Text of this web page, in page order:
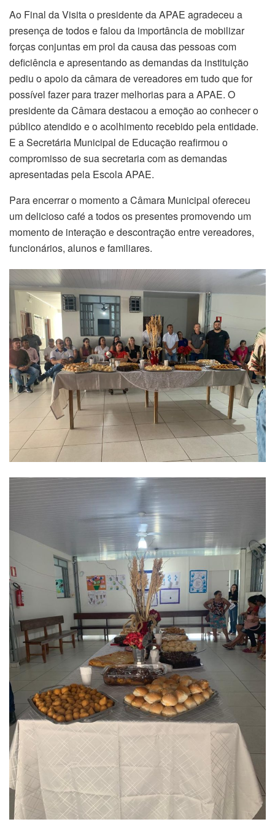
Ao Final da Visita o presidente da APAE agradeceu a
presença de todos e falou da importância de mobilizar
forças conjuntas em prol da causa das pessoas com
deficiência e apresentando as demandas da instituição
pediu o apoio da câmara de vereadores em tudo que for
possível fazer para trazer melhorias para a APAE. O
presidente da Câmara destacou a emoção ao conhecer o
público atendido e o acolhimento recebido pela entidade.
E a Secretária Municipal de Educação reafirmou o
compromisso de sua secretaria com as demandas
apresentadas pela Escola APAE.
Para encerrar o momento a Câmara Municipal ofereceu
um delicioso café a todos os presentes promovendo um
momento de interação e descontração entre vereadores,
funcionários, alunos e familiares.